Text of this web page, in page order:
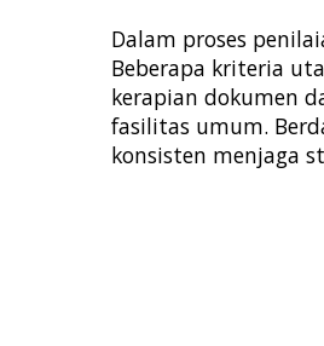
Dalam proses
Beberapa kriteria
kerapian dokumen
fasilitas umum.
konsisten menjaga